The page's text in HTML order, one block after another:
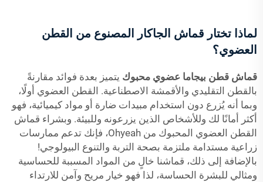
لماذا تختار قماش الجاكار المصنوع من القطن
العضوي؟
قماش قطن بيجاما عضوي محبوك يتميز بعدة فوائد مقارنةً
بالقطن التقليدي والأقمشة الاصطناعية. القطن العضوي أولًا،
وبما أنه يُزرع دون استخدام مبيدات ضارة أو مواد كيميائية، فهو
أكثر أمانًا لك وللأشخاص الذين يزرعونه وللبيئة. وبشراء قماش
القطن العضوي المحبوك من Ohyeah، فإنك تدعم ممارسات
زراعية مستدامة ملتزمة بصحة التربة والتنوع البيولوجي!
بالإضافة إلى ذلك، قماشنا خالٍ من المواد المسببة للحساسية
ومثالي للبشرة الحساسة، لذا فهو خيار مريح وآمن للارتداء